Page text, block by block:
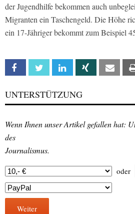
der Jugendhilfe bekommen auch
Migranten ein Taschengeld. Die Höhe
ein 17-Jähriger bekommt zum Beispiel
Facebook Twitter Linkedin Xing Email
UNTERSTÜTZUNG
Wenn Ihnen unser Artikel gefallen hat:
des
Journalismus.
oder
Weiter